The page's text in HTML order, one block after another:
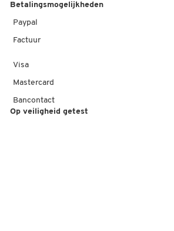
Betalingsmogelijkheden
Paypal
Factuur
Visa
Mastercard
Bancontact
Op veiligheid getest